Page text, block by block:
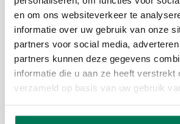
en om ons websiteverkeer te
informatie over uw gebruik van onze
partners voor social media,
partners kunnen deze gegevens
informatie die u aan ze heeft verstrekt
verzameld op basis van uw gebruik
WP:6/5/6
dubbelstaafs
draadmat